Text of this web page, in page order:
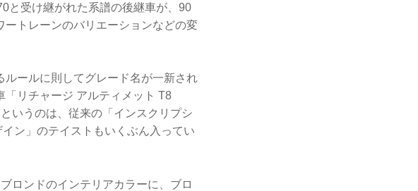
と受け継がれた系譜の後継車が、90
トレーンのバリエーションなどの変
ールに則してグレード名が一新され
リチャージ アルティメット T8
いうのは、従来の「インスクリプシ
ン」のテイストもいくぶん入ってい
ロンドのインテリアカラーに、ブロ